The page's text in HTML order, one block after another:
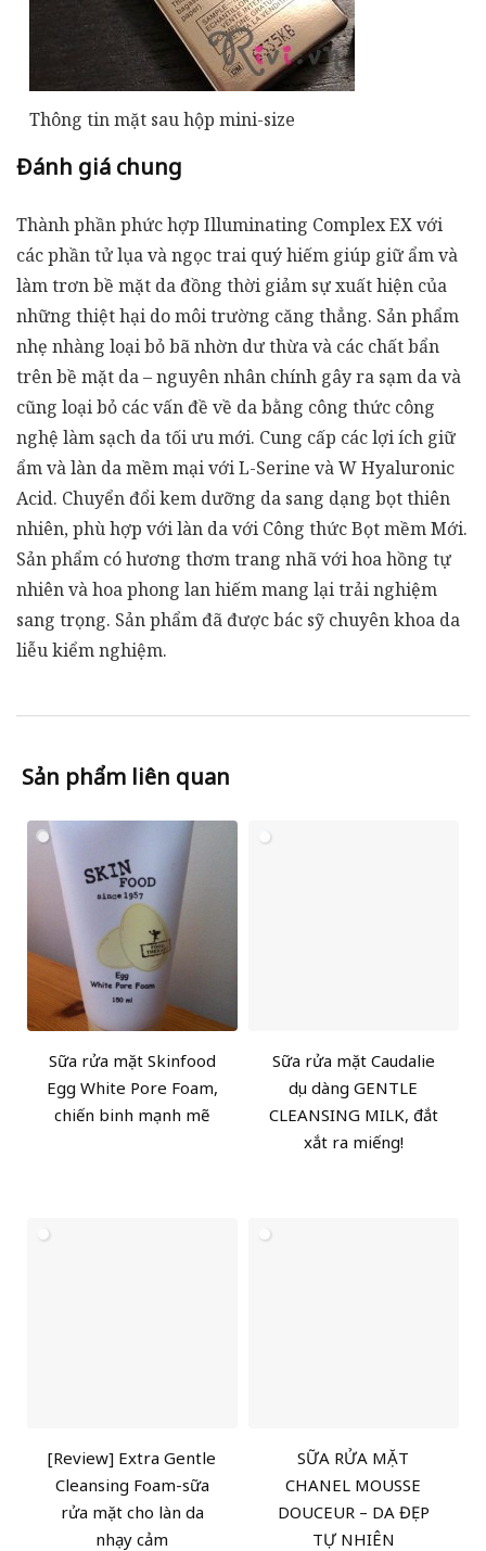
Thông tin mặt sau hộp mini-size
Đánh giá chung
Thành phần phức hợp Illuminating Complex EX với
các phần tử lụa và ngọc trai quý hiếm giúp giữ ẩm và
làm trơn bề mặt da đồng thời giảm sự xuất hiện của
những thiệt hại do môi trường căng thẳng. Sản phẩm
nhẹ nhàng loại bỏ bã nhờn dư thừa và các chất bẩn
trên bề mặt da – nguyên nhân chính gây ra sạm da và
cũng loại bỏ các vấn đề về da bằng công thức công
nghệ làm sạch da tối ưu mới. Cung cấp các lợi ích giữ
ẩm và làn da mềm mại với L-Serine và W Hyaluronic
Acid. Chuyển đổi kem dưỡng da sang dạng bọt thiên
nhiên, phù hợp với làn da với Công thức Bọt mềm Mới.
Sản phẩm có hương thơm trang nhã với hoa hồng tự
nhiên và hoa phong lan hiếm mang lại trải nghiệm
sang trọng. Sản phẩm đã được bác sỹ chuyên khoa da
liễu kiểm nghiệm.
Sản phẩm liên quan
Sữa rửa mặt Skinfood
Egg White Pore Foam,
chiến binh mạnh mẽ
Sữa rửa mặt Caudalie
dịu dàng GENTLE
CLEANSING MILK, đắt
xắt ra miếng!
[Review] Extra Gentle
Cleansing Foam-sữa
rửa mặt cho làn da
nhạy cảm
SỮA RỬA MẶT
CHANEL MOUSSE
DOUCEUR – DA ĐẸP
TỰ NHIÊN